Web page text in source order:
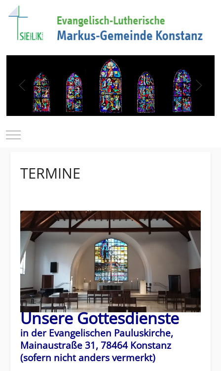
Mobile Menu Toggle
TERMINE
Unsere Gottesdienste
in der Evangelischen Pauluskirche,
Mainaustraße 31, 78464 Konstanz
(sofern nicht anders vermerkt)